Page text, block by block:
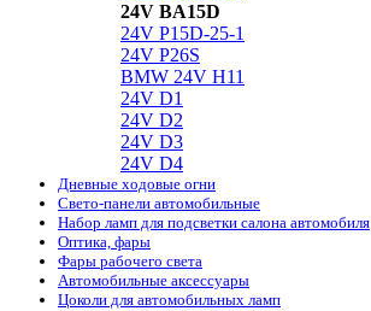
24V BA15D
24V P15D-25-1
24V P26S
BMW 24V H11
24V D1
24V D2
24V D3
24V D4
Дневные ходовые огни
Свето-панели автомобильные
Набор ламп для подсветки салона автомобиля
Оптика, фары
Фары рабочего света
Автомобильные аксессуары
Цоколи для автомобильных ламп